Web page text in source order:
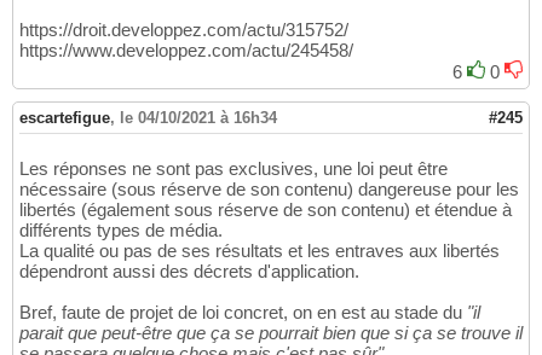
https://droit.developpez.com/actu/315752/
https://www.developpez.com/actu/245458/
6
0
escartefigue, le 04/10/2021 à 16h34 #245
Les réponses ne sont pas exclusives, une loi peut être
nécessaire (sous réserve de son contenu) dangereuse pour les
libertés (également sous réserve de son contenu) et étendue à
différents types de média.
La qualité ou pas de ses résultats et les entraves aux libertés
dépendront aussi des décrets d'application.
Bref, faute de projet de loi concret, on en est au stade du "il
parait que peut-être que ça se pourrait bien que si ça se trouve il